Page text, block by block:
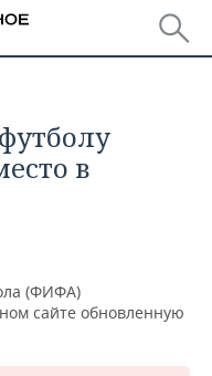
в
(ФИФА)
сайте обновленную